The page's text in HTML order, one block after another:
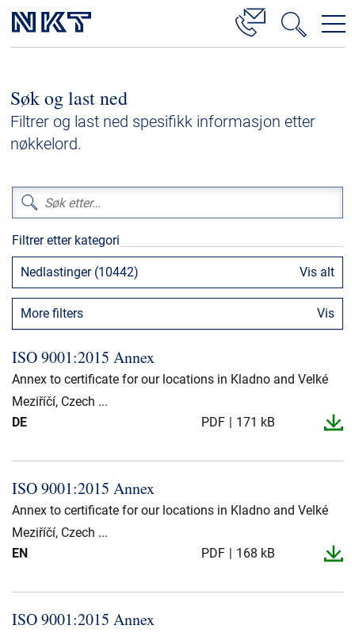
Høyspenningskabelløsninger
Kabelservice
Lavspenning
Høyspenningskabeltilbehør
Mellomspenningskabeltilbehør
Referanser
Nedlastinger
Presse og arrangementer
Om oss
Søk og last ned
Filtrer og last ned spesifikk informasjon etter
nøkkelord.
Filtrer etter kategori
Nedlastinger (10442) Vis alt
More filters Vis
ISO 9001:2015 Annex
Annex to certificate for our locations in Kladno and Velké
Meziříčí, Czech ...
DE
PDF 171 kB
ISO 9001:2015 Annex
Annex to certificate for our locations in Kladno and Velké
Meziříčí, Czech ...
EN
PDF 168 kB
ISO 9001:2015 Annex